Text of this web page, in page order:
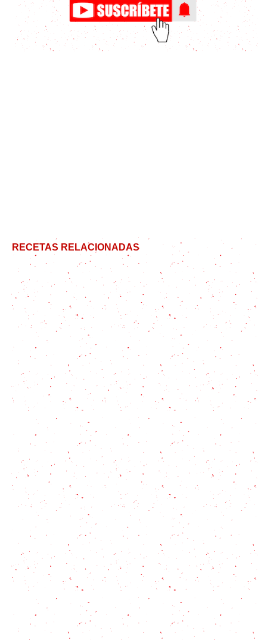
RECETAS RELACIONADAS
Torta marquise: tu nuevo postre favorito
Bizcochuelo SIN azúcar! Apto para diabéticos
Bundt Cake de Chocolate con Almendras
Budín de coco y dulce de leche – Una combinación
creada por los dioses
Torta Alemana: Qué es y cómo preparar la
tradicional receta de los alemanes del Volga
Pan de muerto: una receta llena de historia y
significado